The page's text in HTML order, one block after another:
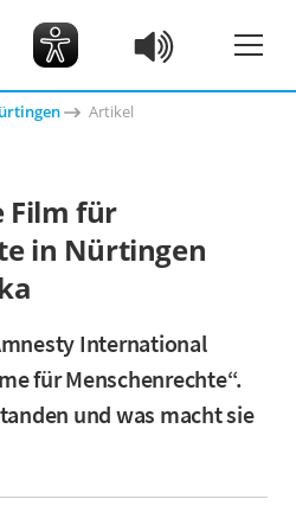
Artikel
Film für
in Nürtingen
International
für Menschenrechte“.
und was macht sie